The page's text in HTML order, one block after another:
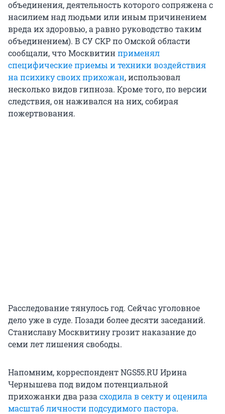
объединения, деятельность которого сопряжена с
насилием над людьми или иным причинением
вреда их здоровью, а равно руководство таким
объединением). В СУ СКР по Омской области
сообщали, что Москвитинприменял
специфические приемы и техники воздействия
на психику своих прихожан, использовал
несколько видов гипноза. Кроме того, по версии
следствия, он наживался на них, собирая
пожертвования.
Расследование тянулось год. Сейчас уголовное
дело уже в суде. Позади более десяти заседаний.
Станиславу Москвитину грозит наказание до
семи лет лишения свободы.
Напомним, корреспондент NGS55.RU Ирина
Чернышева под видом потенциальной
прихожанки два разасходила в секту и оценила
масштаб личности подсудимого пастора.